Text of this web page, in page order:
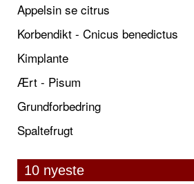
Appelsin se citrus
Korbendikt - Cnicus benedictus
Kimplante
Ært - Pisum
Grundforbedring
Spaltefrugt
10 nyeste